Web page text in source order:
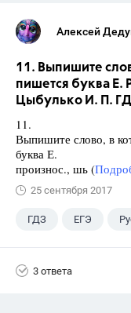
Алексей
11. Выпишите
пишется буква Е.
Цыбулько И. П.
11.
Выпишите слово, в
буква Е.
произнос., шь (
25 сентября 2017
ГДЗ ЕГЭ
3 ответа